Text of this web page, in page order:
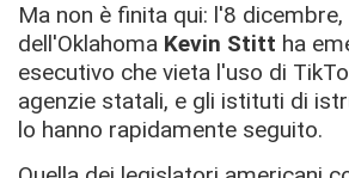
Ma non è finita qui: l'8
dell'Oklahoma Kevin Stitt ha
esecutivo che vieta l'uso di
agenzie statali, e gli istituti di
lo hanno rapidamente seguito.